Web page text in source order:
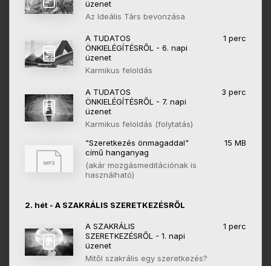
üzenet
Az Ideális Társ bevonzása
A TUDATOS
ÖNKIELÉGÍTÉSRŐL - 6. napi
üzenet
1 perc
Karmikus feloldás
A TUDATOS
ÖNKIELÉGÍTÉSRŐL - 7. napi
üzenet
3 perc
Karmikus feloldás (folytatás)
"Szeretkezés önmagaddal"
című hanganyag
15 MB
(akár mozgásmeditációnak is
használható)
2. hét - A SZAKRÁLIS SZERETKEZÉSRŐL
A SZAKRÁLIS
SZERETKEZÉSRŐL - 1. napi
üzenet
1 perc
Mitől szakrális egy szeretkezés?